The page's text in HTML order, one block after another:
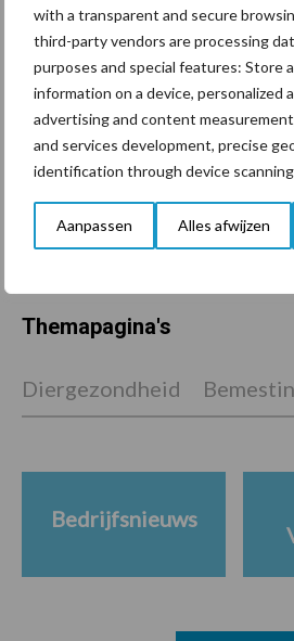
with a transparent and secure
third-party vendors are processing
purposes and special features: Store
information on a device, personalized
advertising and content
and services development, precise
identification through device
Aanpassen Alles afwijzen
Drie Franse
de grens van
kilogram melk
Pöttinger
compacte
zwadhark in
Themapagina's
Diergezondheid
Bedrijfsnieuws